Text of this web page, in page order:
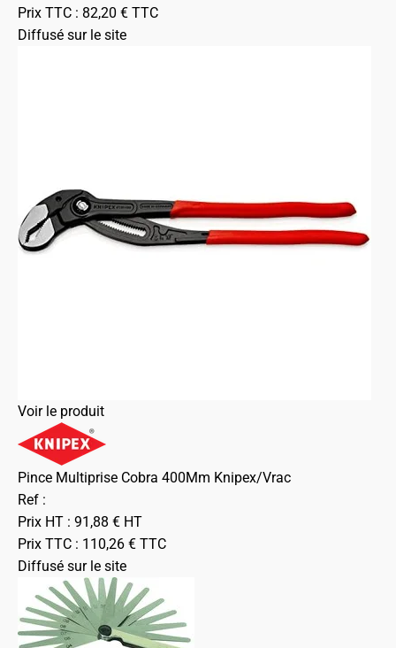
Prix TTC : 82,20 € TTC
Diffusé sur le site
Voir le produit
Pince Multiprise Cobra 400Mm Knipex/Vrac
Ref :
Prix HT : 91,88 € HT
Prix TTC : 110,26 € TTC
Diffusé sur le site